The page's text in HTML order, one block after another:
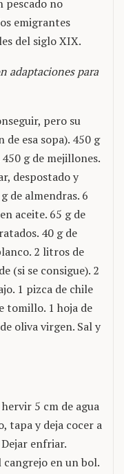
pescado no
emigrantes
del siglo XIX.
adaptaciones para
pero su
esa sopa). 450 g
g de mejillones.
despostado y
de almendras. 6
aceite. 65 g de
40 g de
2 litros de
(si se consigue). 2
1 pizca de chile
tomillo. 1 hoja de
oliva virgen. Sal y
5 cm de agua
tapa y deja cocer a
enfriar.
en un bol.